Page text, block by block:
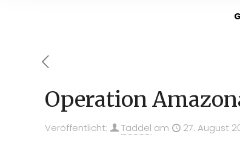
Operation
Veröffentlicht: Taddel am 27. August